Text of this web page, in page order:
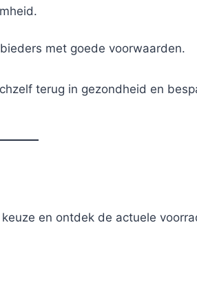
met goede voorwaarden.
terug in gezondheid en
en ontdek de actuele